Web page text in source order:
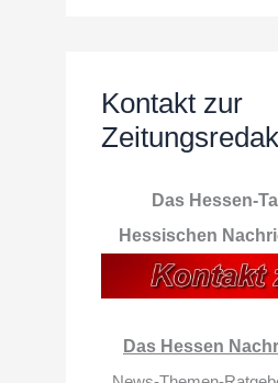
Kontakt zur
Das Hessen-
Hessischen
Das Hessen